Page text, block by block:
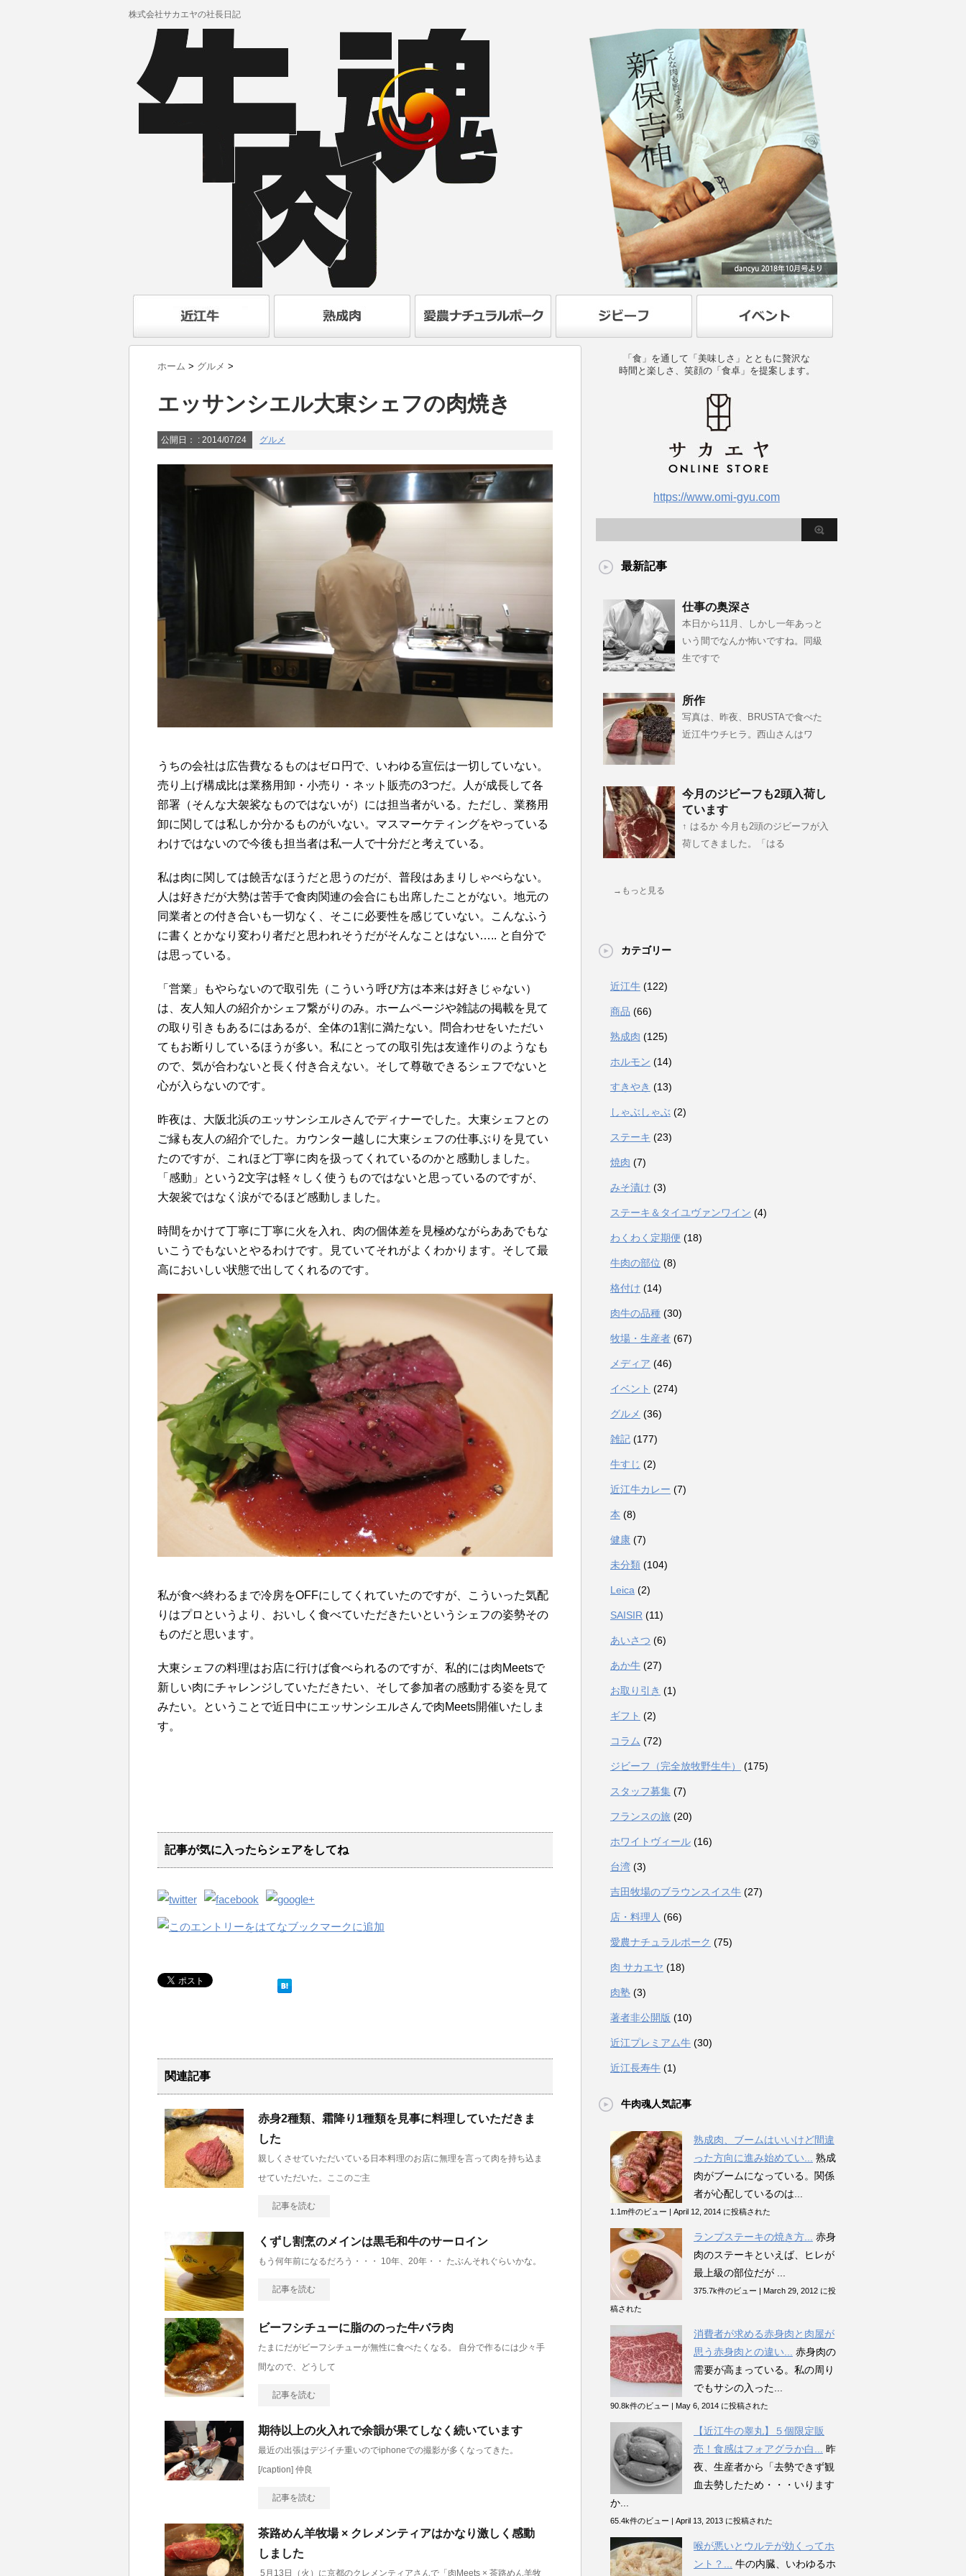
株式会社サカエヤの社長日記
ホーム > グルメ >
エッサンシエル大東シェフの肉焼き
公開日： : 2014/07/24 グルメ
うちの会社は広告費なるものはゼロ円で、いわゆる宣伝は一切していない。
売り上げ構成比は業務用卸・小売り・ネット販売の3つだ。人が成長して各
部署（そんな大袈裟なものではないが）には担当者がいる。ただし、業務用
卸に関しては私しか分かるものがいない。マスマーケティングをやっている
わけではないので今後も担当者は私一人で十分だと考えている。
私は肉に関しては饒舌なほうだと思うのだが、普段はあまりしゃべらない。
人は好きだが大勢は苦手で食肉関連の会合にも出席したことがない。地元の
同業者との付き合いも一切なく、そこに必要性を感じていない。こんなふう
に書くとかなり変わり者だと思われそうだがそんなことはない….. と自分で
は思っている。
「営業」もやらないので取引先（こういう呼び方は本来は好きじゃない）
は、友人知人の紹介かシェフ繋がりのみ。ホームページや雑誌の掲載を見て
の取り引きもあるにはあるが、全体の1割に満たない。問合わせをいただい
てもお断りしているほうが多い。私にとっての取引先は友達作りのようなも
ので、気が合わないと長く付き合えない。そして尊敬できるシェフでないと
心が入らないのです。
昨夜は、大阪北浜のエッサンシエルさんでディナーでした。大東シェフとの
ご縁も友人の紹介でした。カウンター越しに大東シェフの仕事ぶりを見てい
たのですが、これほど丁寧に肉を扱ってくれているのかと感動しました。
「感動」という2文字は軽々しく使うものではないと思っているのですが、
大袈裟ではなく涙がでるほど感動しました。
時間をかけて丁寧に丁寧に火を入れ、肉の個体差を見極めながらああでもな
いこうでもないとやるわけです。見ていてそれがよくわかります。そして最
高においしい状態で出してくれるのです。
私が食べ終わるまで冷房をOFFにしてくれていたのですが、こういった気配
りはプロというより、おいしく食べていただきたいというシェフの姿勢その
ものだと思います。
大東シェフの料理はお店に行けば食べられるのですが、私的には肉Meetsで
新しい肉にチャレンジしていただきたい、そして参加者の感動する姿を見て
みたい。ということで近日中にエッサンシエルさんで肉Meets開催いたしま
す。
記事が気に入ったらシェアをしてね
関連記事
赤身2種類、霜降り1種類を見事に料理していただきま
した
親しくさせていただいている日本料理のお店に無理を言って肉を持ち込ま
せていただいた。ここのご主
記事を読む
くずし割烹のメインは黒毛和牛のサーロイン
もう何年前になるだろう・・・ 10年、20年・・ たぶんそれぐらいかな。
記事を読む
ビーフシチューに脂ののった牛バラ肉
たまにだがビーフシチューが無性に食べたくなる。 自分で作るには少々手
間なので、どうして
記事を読む
期待以上の火入れで余韻が果てしなく続いています
最近の出張はデジイチ重いのでiphoneでの撮影が多くなってきた。
[/caption] 仲良
記事を読む
茶路めん羊牧場 × クレメンティアはかなり激しく感動
しました
5月13日（火）に京都のクレメンティアさんで「肉Meets × 茶路めん羊牧
「食」を通して「美味しさ」とともに贅沢な
時間と楽しさ、笑顔の「食卓」を提案します。
https://www.omi-gyu.com
最新記事
仕事の奥深さ
本日から11月、しかし一年あっと
いう間でなんか怖いですね。同級
生ですで
所作
写真は、昨夜、BRUSTAで食べた
近江牛ウチヒラ。西山さんはワ
今月のジビーフも2頭入荷し
ています
↑ はるか 今月も2頭のジビーフが入
荷してきました。「はる
→もっと見る
カテゴリー
近江牛 (122)
商品 (66)
熟成肉 (125)
ホルモン (14)
すきやき (13)
しゃぶしゃぶ (2)
ステーキ (23)
焼肉 (7)
みそ漬け (3)
ステーキ＆タイユヴァンワイン (4)
わくわく定期便 (18)
牛肉の部位 (8)
格付け (14)
肉牛の品種 (30)
牧場・生産者 (67)
メディア (46)
イベント (274)
グルメ (36)
雑記 (177)
牛すじ (2)
近江牛カレー (7)
本 (8)
健康 (7)
未分類 (104)
Leica (2)
SAISIR (11)
あいさつ (6)
あか牛 (27)
お取り引き (1)
ギフト (2)
コラム (72)
ジビーフ（完全放牧野生牛） (175)
スタッフ募集 (7)
フランスの旅 (20)
ホワイトヴィール (16)
台湾 (3)
吉田牧場のブラウンスイス牛 (27)
店・料理人 (66)
愛農ナチュラルポーク (75)
肉 サカエヤ (18)
肉塾 (3)
著者非公開版 (10)
近江プレミアム牛 (30)
近江長寿牛 (1)
牛肉魂人気記事
熟成肉、ブームはいいけど間違
った方向に進み始めてい...
熟成
肉がブームになっている。関係
者が心配しているのは...
1.1m件のビュー | April 12, 2014 に投稿された
ランプステーキの焼き方...
赤身
肉のステーキといえば、ヒレが
最上級の部位だが ...
375.7k件のビュー | March 29, 2012 に投
稿された
消費者が求める赤身肉と肉屋が
思う赤身肉との違い...
赤身肉の
需要が高まっている。私の周り
でもサシの入った...
90.8k件のビュー | May 6, 2014 に投稿された
【近江牛の睾丸】５個限定販
売！食感はフォアグラか白...
昨
夜、生産者から「去勢できず観
血去勢したため・・・いります
か...
65.4k件のビュー | April 13, 2013 に投稿された
喉が悪いとウルテが効くってホ
ント？...
牛の内臓、いわゆるホ